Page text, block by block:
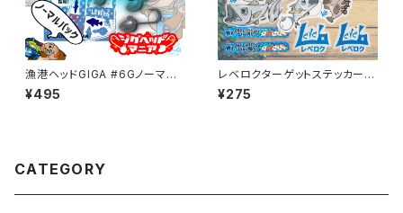
漁港ヘッドGIGA #6Gノーマル
パック0.4～2g【JigHead Man
ia】
¥495
レベロクターゲットステッカー
各デザイン
¥275
CATEGORY